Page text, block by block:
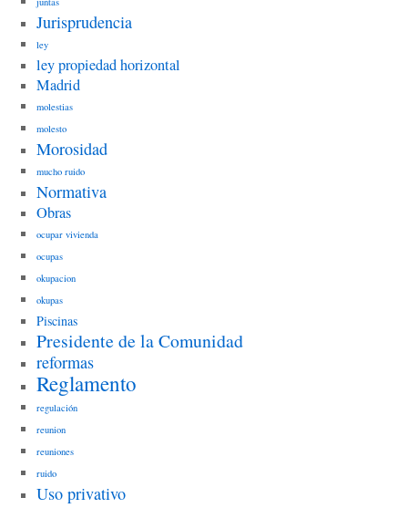
Jurisprudencia
ley
ley propiedad horizontal
Madrid
molestias
molesto
Morosidad
mucho ruido
Normativa
Obras
ocupar vivienda
ocupas
okupacion
okupas
Piscinas
Presidente de la Comunidad
reformas
Reglamento
regulación
reunion
reuniones
ruido
Uso privativo